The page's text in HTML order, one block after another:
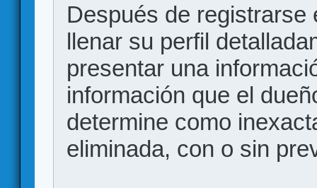
Después de registrarse
llenar su perfil
presentar una
información que el
determine como
eliminada, con o sin